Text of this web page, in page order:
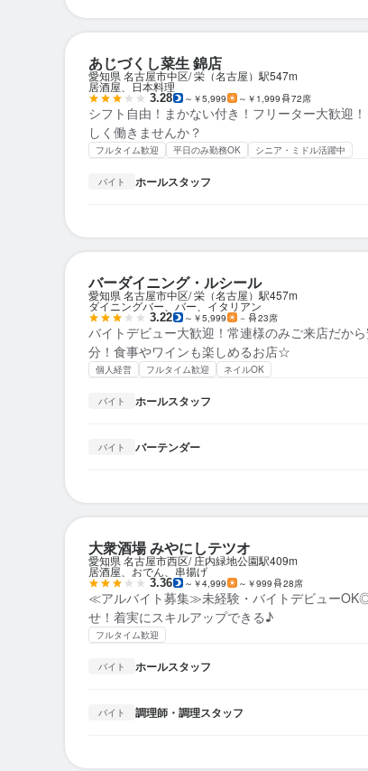
あじづくし菜生 錦店
愛知県 名古屋市中区 栄（名古屋）駅547m
居酒屋、日本料理
3.28 ～￥5,999 ～￥1,999 72席
シフト自由！まかない付き！フリーター大歓迎
しく働きませんか？
フルタイム歓迎 平日のみ勤務OK シニア・ミドル活躍中
バイト ホールスタッフ
バーダイニング・ルシール
愛知県 名古屋市中区 栄（名古屋）駅457m
ダイニングバー、バー、イタリアン
3.22 ～￥5,999 － 23席
バイトデビュー大歓迎！常連様のみご来店だか
分！食事やワインも楽しめるお店☆
個人経営 フルタイム歓迎 ネイルOK
バイト ホールスタッフ
バイト バーテンダー
大衆酒場 みやにしテツオ
愛知県 名古屋市西区 庄内緑地公園駅409m
居酒屋、おでん、串揚げ
3.36 ～￥4,999 ～￥999 28席
≪アルバイト募集≫未経験・バイトデビュー
せ！着実にスキルアップできる♪
フルタイム歓迎
バイト ホールスタッフ
バイト 調理師・調理スタッフ